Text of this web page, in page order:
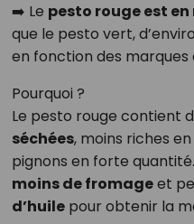
➡️ Le pesto rouge est
que le pesto vert,
en fonction des
Pourquoi ?
Le pesto rouge contient
séchées, moins riches
pignons en forte
moins de fromageet
d’huilepour obtenir la